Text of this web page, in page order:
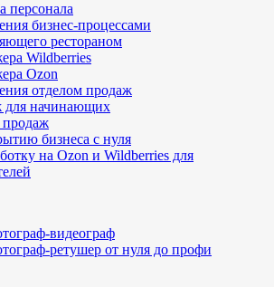
персонала
бизнес-процессами
рестораном
Wildberries
Ozon
отделом продаж
для начинающих
продаж
бизнеса с нуля
на Ozon и Wildberries для
видеограф
ретушер от нуля до профи